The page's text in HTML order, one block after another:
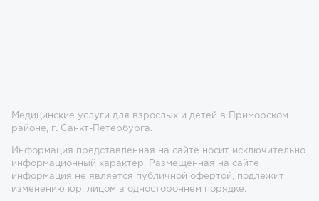
Медицинские услуги для взрослых и детей в Приморском
районе, г. Санкт-Петербурга.
Информация представленная на сайте носит исключительно
информационный характер. Размещенная на сайте
информация не является публичной офертой, подлежит
изменению юр. лицом в одностороннем порядке.